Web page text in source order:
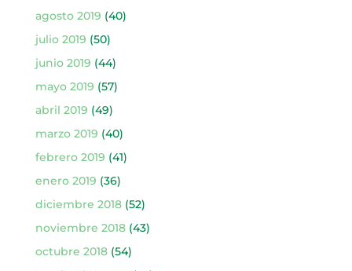
agosto 2019 (40)
julio 2019 (50)
junio 2019 (44)
mayo 2019 (57)
abril 2019 (49)
marzo 2019 (40)
febrero 2019 (41)
enero 2019 (36)
diciembre 2018(52)
noviembre 2018(43)
octubre 2018(54)